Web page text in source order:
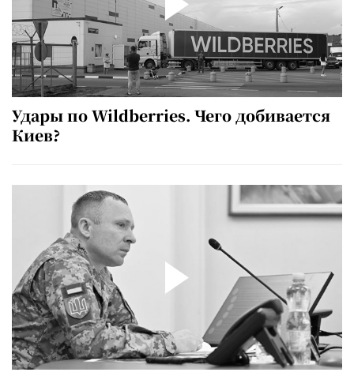
Удары по Wildberries. Чего добивается
Киев?